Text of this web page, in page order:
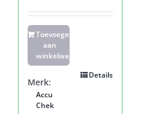
Toevoegen
aan
winkelwagen
Details
Merk:
Accu
Chek